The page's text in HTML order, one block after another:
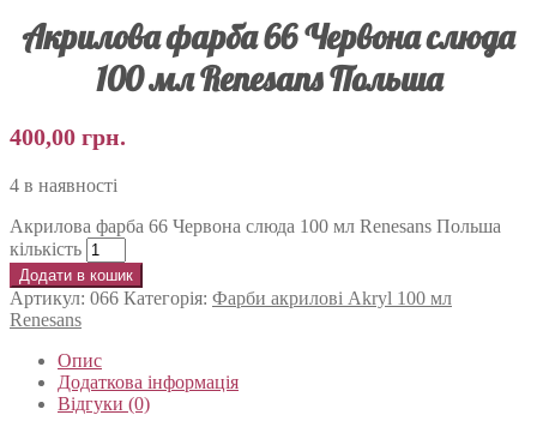
Акрилова фарба 66 Червона слюда
100 мл Renesans Польша
400,00 грн.
4 в наявності
Акрилова фарба 66 Червона слюда 100 мл Renesans Польша
кількість
Додати в кошик
Артикул: 066 Категорія: Фарби акрилові Akryl 100 мл
Renesans
Опис
Додаткова інформація
Відгуки (0)